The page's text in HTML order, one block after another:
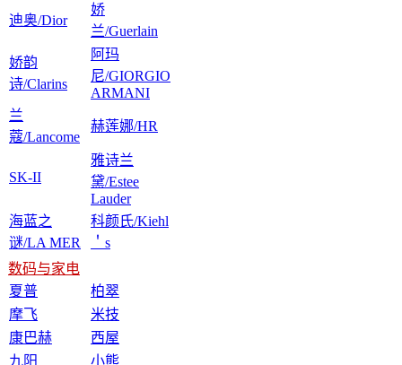
迪奥/Dior
娇
兰/Guerlain
娇韵
诗/Clarins
阿玛
尼/GIORGIO
ARMANI
兰
蔻/Lancome
赫莲娜/HR
SK-II
雅诗兰
黛/Estee
Lauder
海蓝之
谜/LA MER
科颜氏/Kiehl
＇s
数码与家电
夏普
柏翠
摩飞
米技
康巴赫
西屋
九阳
小熊